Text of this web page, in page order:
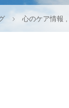
心のケア情報